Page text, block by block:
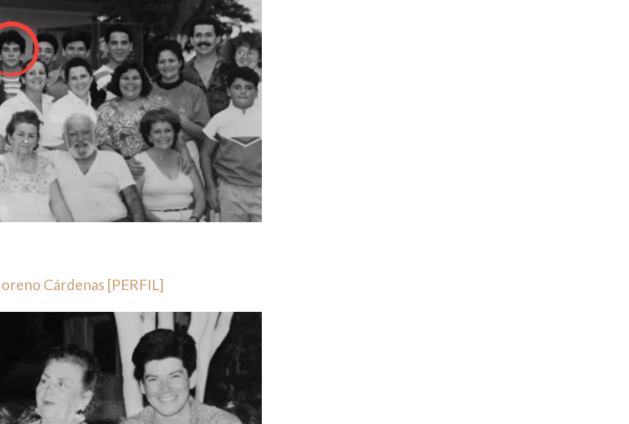
Cárdenas [PERFIL]